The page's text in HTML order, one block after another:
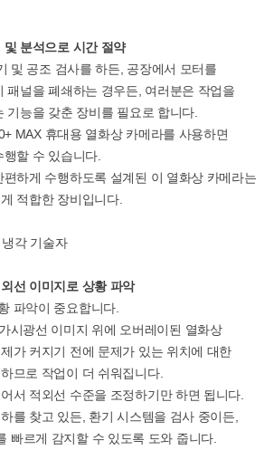
분석으로 시간 절약
및 공조 검사를 하든, 공장에서 모터를
패널을 폐쇄하는 경우든, 여러분은 작업을
기능을 갖춘 장비를 필요로 합니다.
MAX 휴대용 열화상 카메라를 사용하면
할 수 있습니다.
하게 수행하도록 설계된 이 열화상 카메라는
적합한 장비입니다.
냉각 기술자
선 이미지로 상황 파악
파악이 중요합니다.
시광선 이미지 위에 오버레이된 열화상
가 커지기 전에 문제가 있는 위치에 대한
므로 작업이 더 쉬워집니다.
서 적외선 수준을 조정하기만 하면 됩니다.
를 찾고 있든, 환기 시스템을 검사 중이든,
빠르게 감지할 수 있도록 도와 줍니다.